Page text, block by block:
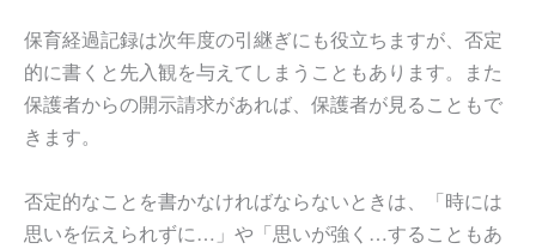
保育経過記録は次年度の引継ぎにも役立ちますが、否定
的に書くと先入観を与えてしまうこともあります。また
保護者からの開示請求があれば、保護者が見ることもで
きます。
否定的なことを書かなければならないときは、「時には
思いを伝えられずに…」や「思いが強く…することもあ